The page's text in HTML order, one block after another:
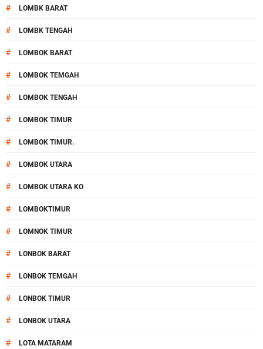
# LOMBK BARAT
# LOMBK TENGAH
# LOMBOK BARAT
# LOMBOK TEMGAH
# LOMBOK TENGAH
# LOMBOK TIMUR
# LOMBOK TIMUR.
# LOMBOK UTARA
# LOMBOK UTARA KO
# LOMBOKTIMUR
# LOMNOK TIMUR
# LONBOK BARAT
# LONBOK TEMGAH
# LONBOK TIMUR
# LONBOK UTARA
# LOTA MATARAM